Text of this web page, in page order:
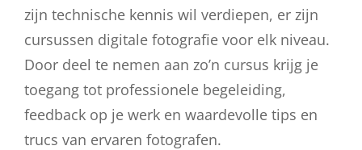
zijn technische kennis wil verdiepen, er zijn
cursussen digitale fotografie voor elk niveau.
Door deel te nemen aan zo’n cursus krijg je
toegang tot professionele begeleiding,
feedback op je werk en waardevolle tips en
trucs van ervaren fotografen.